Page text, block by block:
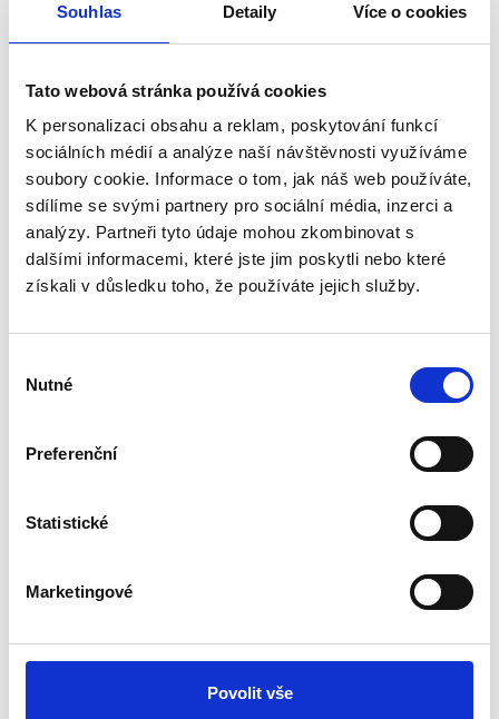
Souhlas Detaily Více o cookies
Tato webová stránka používá cookies
K personalizaci obsahu a reklam, poskytování funkcí
sociálních médií a analýze naší návštěvnosti využíváme
soubory cookie. Informace o tom, jak náš web používáte,
sdílíme se svými partnery pro sociální média, inzerci a
analýzy. Partneři tyto údaje mohou zkombinovat s
dalšími informacemi, které jste jim poskytli nebo které
získali v důsledku toho, že používáte jejich služby.
souhlasu
Nutné
Preferenční
Statistické
Marketingové
Povolit vše
NW 100
Max. zul. Umgebungstemperatur 50°C
Stromverbrauch : 15W
Das Gerät nicht muss geerdet sein - Doppelisolation
Schutzart IPX4 - Schutz gegen allseitiges Spritzwasser
Farbe : weiß
Gewicht: 0,51 kg
Abmessungen : 159x159x77 mm
Um eine Bewertung hinzuzufügen, müssen Sie sich
Bewerten Sie das Produkt